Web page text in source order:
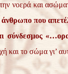
νοερά και
άνθρωπο που
σύνδεσμος
και το σώμα γι’